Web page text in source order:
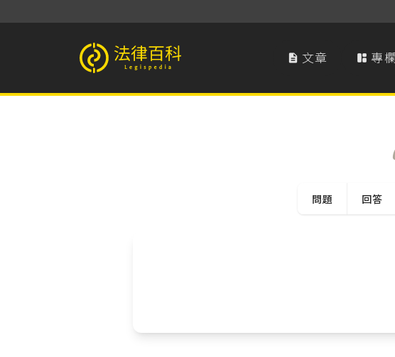
法律百科 Legispedia  文章  專欄
問題 回答